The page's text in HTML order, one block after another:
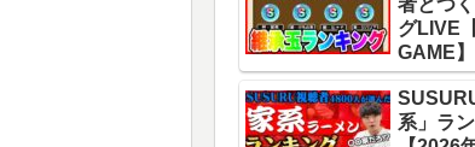
者とつ
グLIVE
GAME】
系」ラ